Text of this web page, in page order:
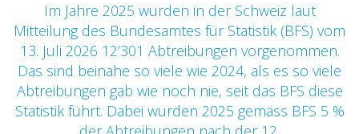
Im Jahre 2025 wurden in der Schweiz laut
Mitteilung des Bundesamtes für Statistik (BFS) vom
13. Juli 2026 12’301 Abtreibungen vorgenommen.
Das sind beinahe so viele wie 2024, als es so viele
Abtreibungen gab wie noch nie, seit das BFS diese
Statistik führt. Dabei wurden 2025 gemäss BFS 5 %